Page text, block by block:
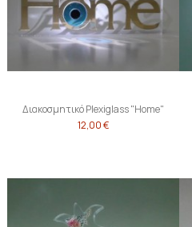
Διακοσμητικό Plexiglass "Home"
12,00 €